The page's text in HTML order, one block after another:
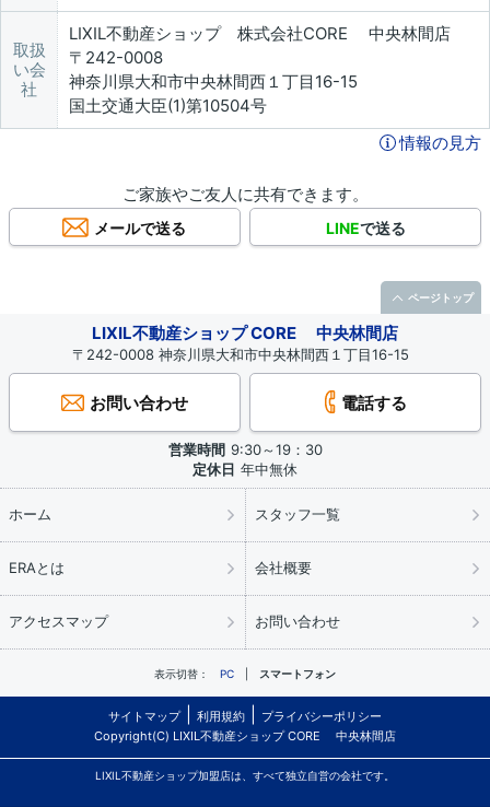
取扱
い会
社
LIXIL不動産ショップ 株式会社CORE 中央林間店
〒242-0008
神奈川県大和市中央林間西１丁目16-15
国土交通大臣(1)第10504号
情報の見方
ご家族やご友人に共有できます。
メールで送る LINEで送る
LIXIL不動産ショップ CORE 中央林間店
〒242-0008 神奈川県大和市中央林間西１丁目16-15
お問い合わせ 電話する
営業時間 9:30～19：30
定休日 年中無休
ホーム スタッフ一覧
ERAとは 会社概要
アクセスマップ お問い合わせ
表示切替： PC スマートフォン
サイトマップ 利用規約
プライバシーポリシー
Copyright(C) LIXIL不動産ショップ CORE 中央林間店
LIXIL不動産ショップ加盟店は、すべて独立自営の会社です。
ページトップ